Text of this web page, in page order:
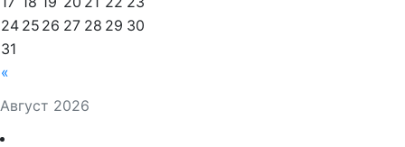
Август 2026
«
24 25 26 27 28 29 30
31